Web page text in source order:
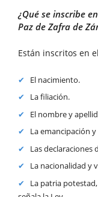
¿Qué se inscribe
Paz de Zafra de
Están inscritos en
El nacimiento.
La filiación.
El nombre y
La emancipación
Las declaraciones
La nacionalidad y
La patria